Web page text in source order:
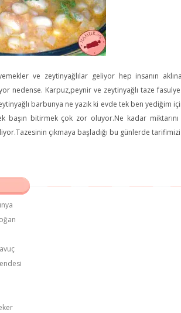
ve zeytinyağlılar geliyor hep insanın
nedense. Karpuz,peynir ve zeytinyağlı taze
barbunya ne yazık ki evde tek ben yediğim
başın bitirmek çok zor oluyor.Ne kadar
çıkmaya başladığı bu günlerde